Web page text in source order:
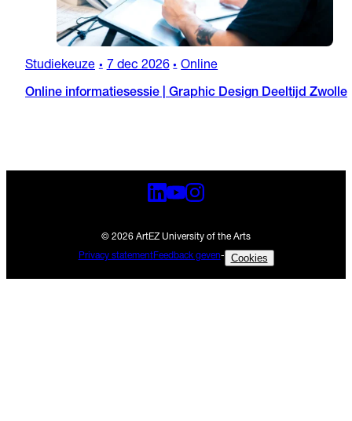
Studiekeuze • 7 dec 2026 • Online
Online informatiesessie | Graphic Design Deeltijd Zwolle
© 2026 ArtEZ University of the Arts
Privacy statementFeedback geven- Cookies